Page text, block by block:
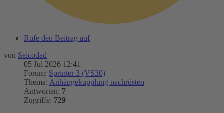
Rufe den Beitrag auf
von Seicodad
05 Jul 2026 12:41
Forum: Sprinter 3 (VS30)
Thema: Anhängekupplung nachrüsten
Antworten: 7
Zugriffe: 729